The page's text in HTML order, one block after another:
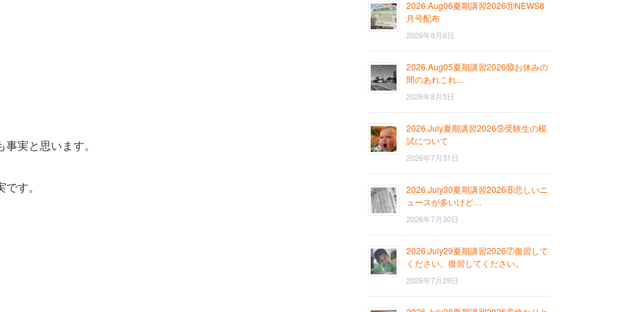
実と思います。
す。
2026.Aug06夏期講習2026⑪NEWS8
月号配布
2026年8月6日
2026.Aug05夏期講習2026⑩お休みの
間のあれこれ…
2026年8月5日
2026.July夏期講習2026⑨受験生の模
試について
2026年7月31日
2026.July30夏期講習2026⑧悲しいニ
ュースが多いけど…
2026年7月30日
2026.July29夏期講習2026⑦復習して
ください。復習してください。
2026年7月29日